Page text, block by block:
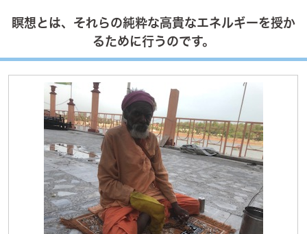
瞑想とは、それらの純粋な高貴なエネルギーを授か
るために行うのです。